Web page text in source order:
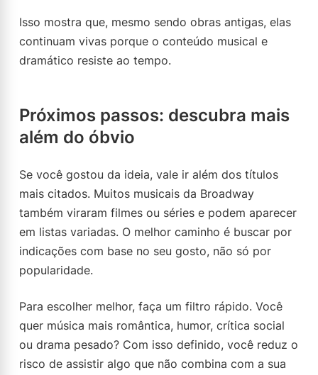
Isso mostra que, mesmo sendo obras antigas, elas
continuam vivas porque o conteúdo musical e
dramático resiste ao tempo.
Próximos passos: descubra mais
além do óbvio
Se você gostou da ideia, vale ir além dos títulos
mais citados. Muitos musicais da Broadway
também viraram filmes ou séries e podem aparecer
em listas variadas. O melhor caminho é buscar por
indicações com base no seu gosto, não só por
popularidade.
Para escolher melhor, faça um filtro rápido. Você
quer música mais romântica, humor, crítica social
ou drama pesado? Com isso definido, você reduz o
risco de assistir algo que não combina com a sua